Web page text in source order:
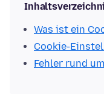
Was ist ein
Cookie-
Fehler rund